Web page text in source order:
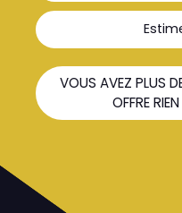
VOUS AVEZ PLUS
OFFRE